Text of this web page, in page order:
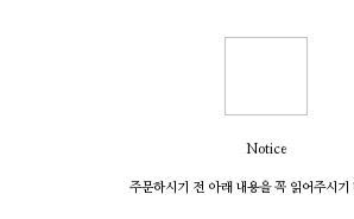
Notice
주문하시기 전 아래 내용을 꼭 읽어주시기